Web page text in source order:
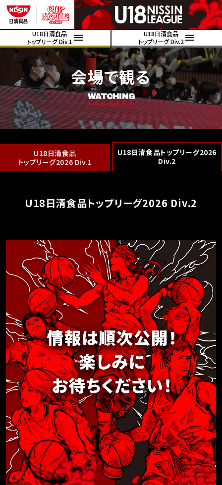
U18日清食品
トップリーグ Div.1
U18日清食品
トップリーグ Div.2
会場で観る
WATCHING
U18日清食品
トップリーグ2026 Div.1
U18日清食品トップリーグ2026
Div.2
U18日清食品トップリーグ2026 Div.2